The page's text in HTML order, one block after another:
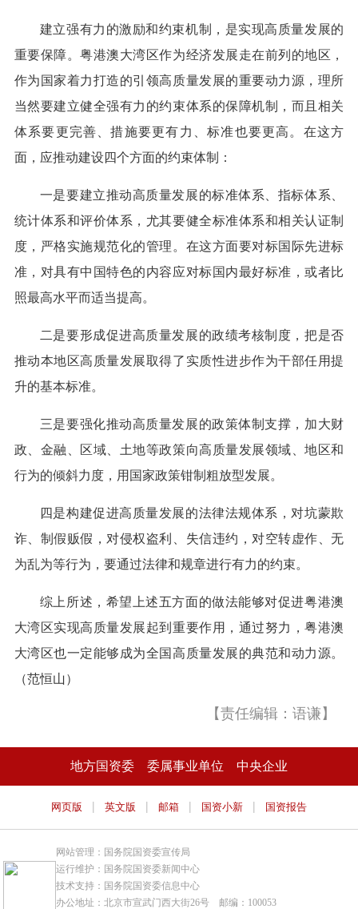
建立强有力的激励和约束机制，是实现高质量发展的
重要保障。粤港澳大湾区作为经济发展走在前列的地区，
作为国家着力打造的引领高质量发展的重要动力源，理所
当然要建立健全强有力的约束体系的保障机制，而且相关
体系要更完善、措施要更有力、标准也要更高。在这方
面，应推动建设四个方面的约束体制：
一是要建立推动高质量发展的标准体系、指标体系、
统计体系和评价体系，尤其要健全标准体系和相关认证制
度，严格实施规范化的管理。在这方面要对标国际先进标
准，对具有中国特色的内容应对标国内最好标准，或者比
照最高水平而适当提高。
二是要形成促进高质量发展的政绩考核制度，把是否
推动本地区高质量发展取得了实质性进步作为干部任用提
升的基本标准。
三是要强化推动高质量发展的政策体制支撑，加大财
政、金融、区域、土地等政策向高质量发展领域、地区和
行为的倾斜力度，用国家政策钳制粗放型发展。
四是构建促进高质量发展的法律法规体系，对坑蒙欺
诈、制假贩假，对侵权盗利、失信违约，对空转虚作、无
为乱为等行为，要通过法律和规章进行有力的约束。
综上所述，希望上述五方面的做法能够对促进粤港澳
大湾区实现高质量发展起到重要作用，通过努力，粤港澳
大湾区也一定能够成为全国高质量发展的典范和动力源。
（范恒山）
【责任编辑：语谦】
地方国资委 委属事业单位 中央企业
网页版 | 英文版 | 邮箱 | 国资小新 | 国资报告
网站管理：国务院国资委宣传局
运行维护：国务院国资委新闻中心
技术支持：国务院国资委信息中心
办公地址：北京市宣武门西大街26号 邮编：100053